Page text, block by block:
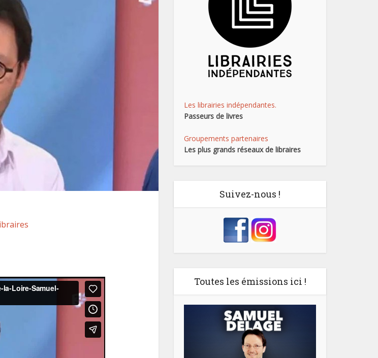
Les librairies indépendantes.
Passeurs de livres
Groupements partenaires
Les plus grands réseaux de libraires
Suivez-nous !
Toutes les émissions ici !